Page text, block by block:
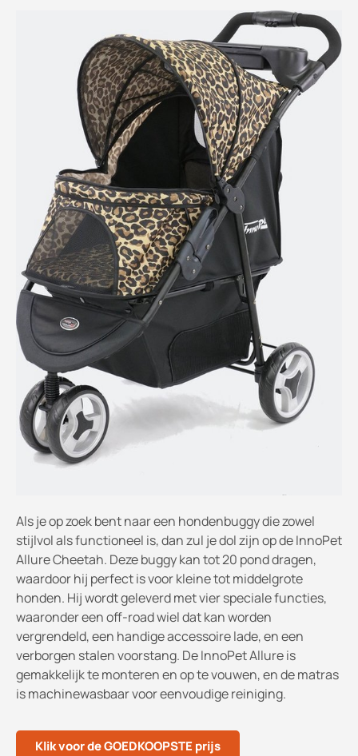
Als je op zoek bent naar een hondenbuggy die zowel
stijlvol als functioneel is, dan zul je dol zijn op de InnoPet
Allure Cheetah. Deze buggy kan tot 20 pond dragen,
waardoor hij perfect is voor kleine tot middelgrote
honden. Hij wordt geleverd met vier speciale functies,
waaronder een off-road wiel dat kan worden
vergrendeld, een handige accessoire lade, en een
verborgen stalen voorstang. De InnoPet Allure is
gemakkelijk te monteren en op te vouwen, en de matras
is machinewasbaar voor eenvoudige reiniging.
Klik voor de GOEDKOOPSTE prijs